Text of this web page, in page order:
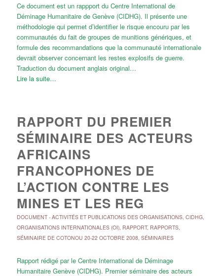
Ce document est un rappport du Centre International de
Déminage Humanitaire de Genève (CIDHG). Il présente une
méthodologie qui permet d’identifier le risque encouru par les
communautés du fait de groupes de munitions génériques, et
formule des recommandations que la communauté internationale
devrait observer concernant les restes explosifs de guerre.
Traduction du document anglais original…
Lire la suite…
RAPPORT DU PREMIER
SÉMINAIRE DES ACTEURS
AFRICAINS
FRANCOPHONES DE
L’ACTION CONTRE LES
MINES ET LES REG
DOCUMENT- ACTIVITÉS ET PUBLICATIONS DES ORGANISATIONS, CIDHG,
ORGANISATIONS INTERNATIONALES (OI), RAPPORT, RAPPORTS,
SÉMINAIRE DE COTONOU 20-22 OCTOBRE 2008, SÉMINAIRES
Rapport rédigé par le Centre International de Déminage
Humanitaire Genève (CIDHG). Premier séminaire des acteurs